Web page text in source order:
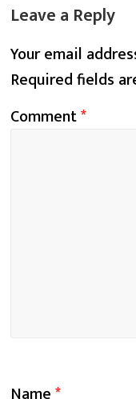
Leave a Reply
Your email
Required fields
Comment*